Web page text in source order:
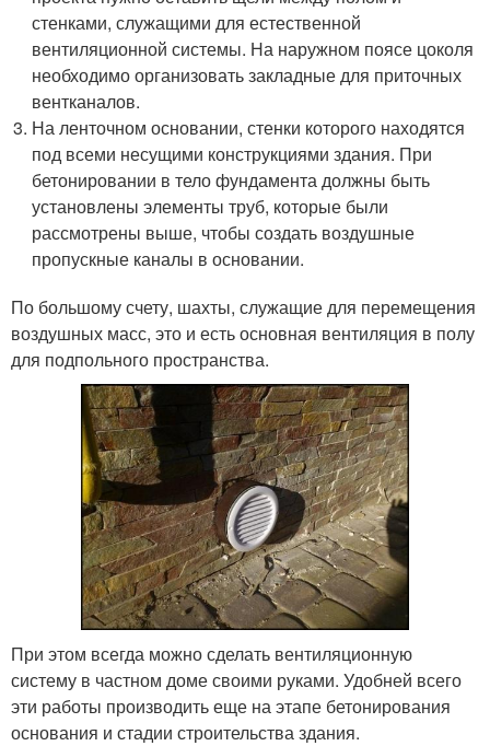
стенками, служащими для естественной
вентиляционной системы. На наружном поясе цоколя
необходимо организовать закладные для приточных
вентканалов.
На ленточном основании, стенки которого находятся
под всеми несущими конструкциями здания. При
бетонировании в тело фундамента должны быть
установлены элементы труб, которые были
рассмотрены выше, чтобы создать воздушные
пропускные каналы в основании.
По большому счету, шахты, служащие для перемещения
воздушных масс, это и есть основная вентиляция в полу
для подпольного пространства.
При этом всегда можно сделать вентиляционную
систему в частном доме своими руками. Удобней всего
эти работы производить еще на этапе бетонирования
основания и стадии строительства здания.